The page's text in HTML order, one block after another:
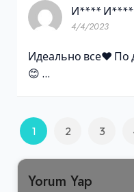
И****
4/4/2023
Идеально все❤ По
😊 …
1 2 3
Yorum Yap